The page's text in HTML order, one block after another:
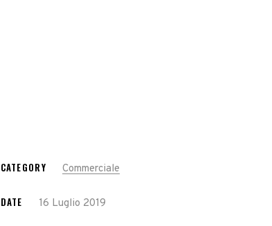
CATEGORY Commerciale
DATE 16 Luglio 2019